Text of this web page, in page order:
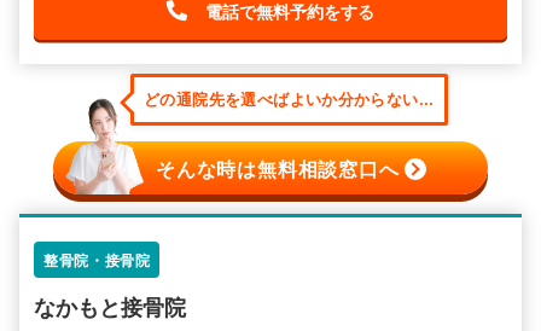
電話で無料予約をする
どの通院先を選べばよいか分からない...
そんな時は無料相談窓口へ
整骨院・接骨院
なかもと接骨院